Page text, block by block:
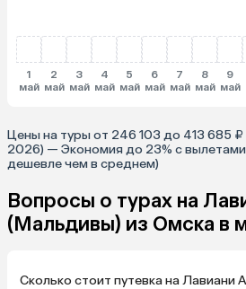
1
май
2
май
3
май
4
май
5
май
6
май
7
май
8
май
9
май
Цены на туры от 246 103 до 413 685
2026) — Экономия до 23% с
дешевле чем в среднем)
Вопросы о турах на
(Мальдивы) из Омска в
Сколько стоит путевка на Лавиани